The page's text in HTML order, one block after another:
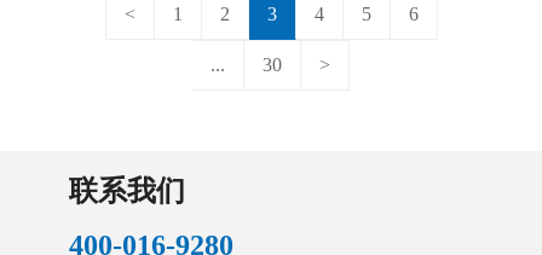
及新装置规划落地，酸性水总量预计将超
< 1 2 3 4 5 6
... 30 >
联系我们
400-016-9280